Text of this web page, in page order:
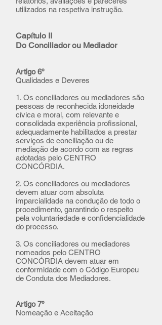
utilizados na respetiva instrução.
Capítulo II
Do Conciliador ou Mediador
Artigo 6º
Qualidades e Deveres
1. Os conciliadores ou mediadores são
pessoas de reconhecida idoneidade
cívica e moral, com relevante e
consolidada experiência profissional,
adequadamente habilitados a prestar
serviços de conciliação ou de
mediação de acordo com as regras
adotadas pelo CENTRO
CONCÓRDIA.
2. Os conciliadores ou mediadores
devem atuar com absoluta
imparcialidade na condução de todo o
procedimento, garantindo o respeito
pela voluntariedade e confidencialidade
do processo.
3. Os conciliadores ou mediadores
nomeados pelo CENTRO
CONCÓRDIA devem atuar em
conformidade com o Código Europeu
de Conduta dos Mediadores.
Artigo 7º
Nomeação e Aceitação